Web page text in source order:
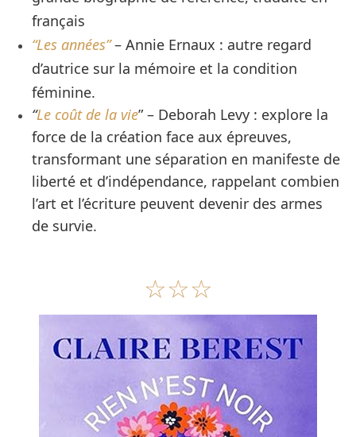
français
“Les années”– Annie Ernaux : autre regard
d’autrice sur la mémoire et la condition
féminine.
“Le coût de la vie” – Deborah Levy : explore la
force de la création face aux épreuves,
transformant une séparation en manifeste de
liberté et d’indépendance, rappelant combien
l’art et l’écriture peuvent devenir des armes
de survie.
☆☆☆